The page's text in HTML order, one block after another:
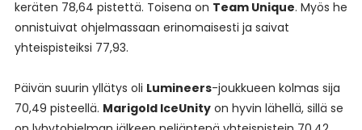
keräten 78,64 pistettä. Toisena on Team Unique. Myös he
onnistuivat ohjelmassaan erinomaisesti ja saivat
yhteispisteiksi 77,93.
Päivän suurin yllätys oli Lumineers-joukkueen kolmas sija
70,49 pisteellä. Marigold IceUnityon hyvin lähellä, sillä se